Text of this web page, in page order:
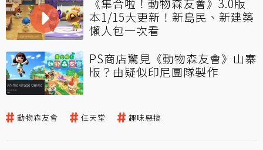
本1/15大更新！新島民、新建築
懶人包一次看
PS商店驚見《動物森友會》山寨
版？由疑似印尼團隊製作
動物森友會 任天堂 趣味惡搞